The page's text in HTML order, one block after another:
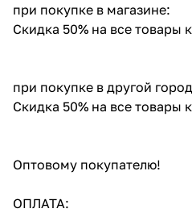
при покупке в магазине:
Скидка 50% на все
при покупке в другой
Скидка 50% на все
Оптовому покупателю!
ОПЛАТА: